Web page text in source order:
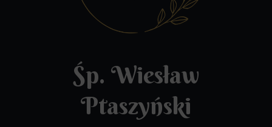
Śp. Wiesław
Ptaszyński